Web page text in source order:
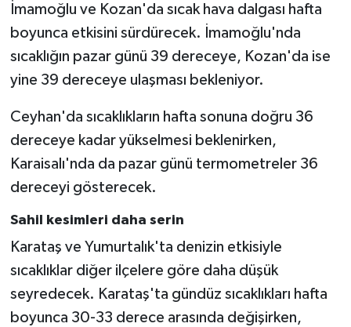
İmamoğlu ve Kozan'da sıcak hava dalgası hafta
boyunca etkisini sürdürecek. İmamoğlu'nda
sıcaklığın pazar günü 39 dereceye, Kozan'da ise
yine 39 dereceye ulaşması bekleniyor.
Ceyhan'da sıcaklıkların hafta sonuna doğru 36
dereceye kadar yükselmesi beklenirken,
Karaisalı'nda da pazar günü termometreler 36
dereceyi gösterecek.
Sahil kesimleri daha serin
Karataş ve Yumurtalık'ta denizin etkisiyle
sıcaklıklar diğer ilçelere göre daha düşük
seyredecek. Karataş'ta gündüz sıcaklıkları hafta
boyunca 30-33 derece arasında değişirken,